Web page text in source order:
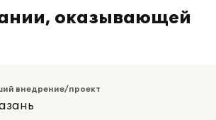
оказывающей
внедрение/проект